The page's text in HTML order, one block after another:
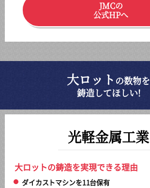
JMCの
公式HPへ
大ロット の数物を
鋳造してほしい!
光軽金属工業
大ロットの鋳造を実現できる理由
ダイカストマシンを11台保有